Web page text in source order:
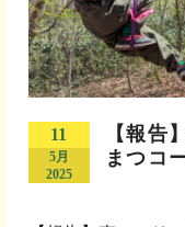
11
5月
2025
【報告
まつコ